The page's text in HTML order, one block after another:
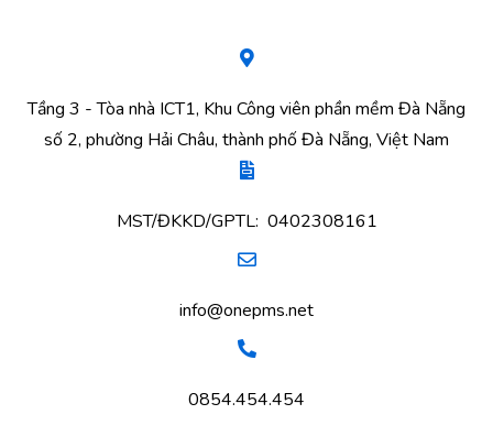
Tầng 3 - Tòa nhà ICT1, Khu Công viên phần mềm Đà Nẵng
số 2, phường Hải Châu, thành phố Đà Nẵng, Việt Nam
MST/ĐKKD/GPTL: 0402308161
info@onepms.net
0854.454.454